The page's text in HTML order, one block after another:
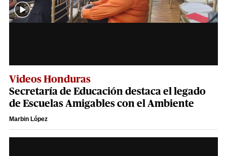
Videos Honduras
Secretaría de Educación destaca el legado
de Escuelas Amigables con el Ambiente
Marbin López